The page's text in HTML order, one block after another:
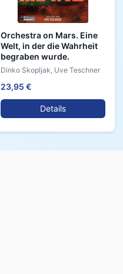
Orchestra on Mars. Eine
Welt, in der die Wahrheit
begraben wurde.
Dinko Skopljak, Uve Teschner
23,95 €
Details